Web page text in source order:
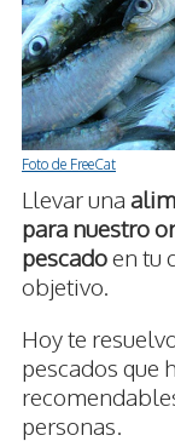
Foto de FreeCat
Llevar una
para nuestro
pescadoen tu
objetivo.
Hoy te
pescados que
personas.